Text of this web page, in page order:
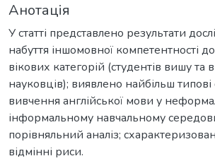
Анотація
У статті представлено результати
набуття іншомовної компетентності
вікових категорій (студентів вишу та
науковців); виявлено найбільш типові
вивчення англійської мови у
інформальному навчальному
порівняльний аналіз;
відмінні риси.